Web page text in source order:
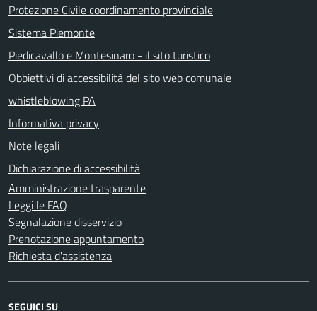
Protezione Civile coordinamento provinciale
Sistema Piemonte
Piedicavallo e Montesinaro - il sito turistico
Obbiettivi di accessibilità del sito web comunale
whistleblowing PA
Informativa privacy
Note legali
Dichiarazione di accessibilità
Amministrazione trasparente
Leggi le FAQ
Segnalazione disservizio
Prenotazione appuntamento
Richiesta d'assistenza
SEGUICI SU